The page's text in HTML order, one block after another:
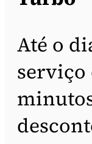
Até o
serviço